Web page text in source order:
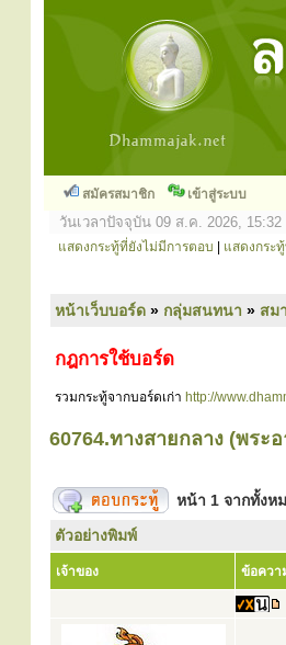
สมัครสมาชิก เข้าสู่ระบบ
วันเวลาปัจจุบัน 09 ส.ค. 2026, 15:32
แสดงกระทู้ที่ยังไม่มีการตอบ แสดงกระ
หน้าเว็บบอร์ด » กลุ่มสนทนา » สม
กฎการใช้บอร์ด
รวมกระทู้จากบอร์ดเก่า http://
60764.ทางสายกลาง (พร
หน้า 1 จากทั้งห
ตัวอย่างพิมพ์
เจ้าของ ข้อควา